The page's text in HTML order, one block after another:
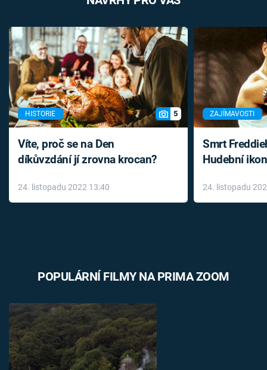
HISTORIE 5
Víte, proč se na Den
díkůvzdání jí zrovna krocan?
24. listopadu 2022 13:40
ZAJÍMAVOSTI
Smrt
Hudební
léky
24. listopadu
POPULÁRNÍ FILMY NA PRIMA ZOOM